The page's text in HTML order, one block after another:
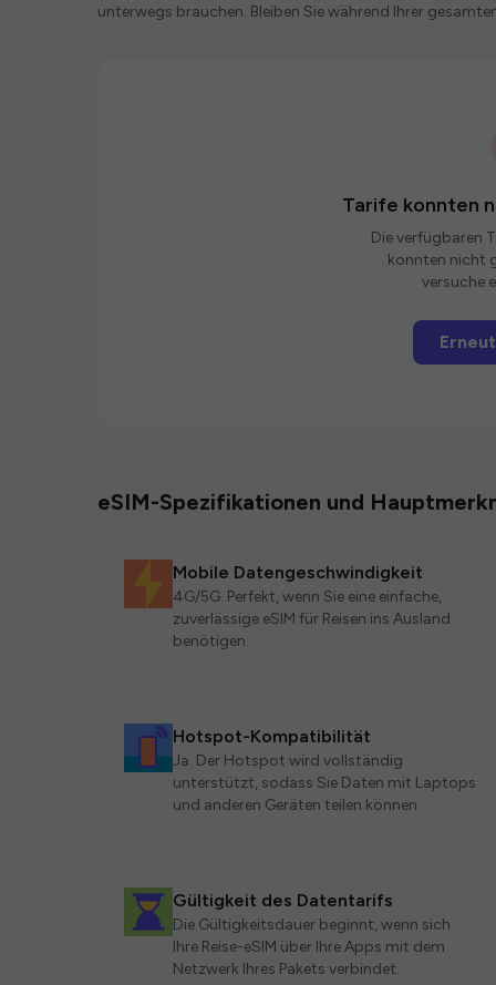
unterwegs brauchen. Bleiben Sie während Ihrer
Tarife konnten
Die verfügbaren
konnten nicht
versuche
eSIM-Spezifikationen und
Mobile Datengeschwindigkeit
4G/5G. Perfekt, wenn Sie eine einfache,
zuverlässige eSIM für Reisen ins Ausland
benötigen.
Hotspot-Kompatibilität
Ja. Der Hotspot wird vollständig
unterstützt, sodass Sie Daten mit Laptops
und anderen Geräten teilen können.
Gültigkeit des Datentarifs
Die Gültigkeitsdauer beginnt, wenn sich
Ihre Reise-eSIM über Ihre Apps mit dem
Netzwerk Ihres Pakets verbindet.